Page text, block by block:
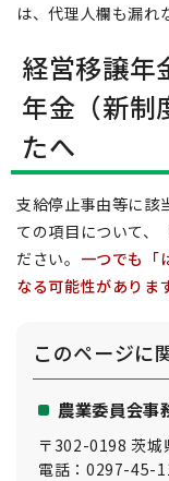
は、代理人欄も漏れ
経営移譲年
年金（新制
たへ
支給停止事由等に該
ての項目について、
ださい。 一つでも「
なる可能性がありま
このページに
農業委員会事
〒302-0198 茨城
電話：0297-45-